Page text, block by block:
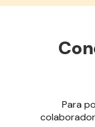
Para